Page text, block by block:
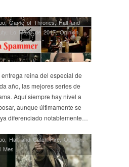
,Game of Thrones,Halt and
Lo Mejor de 2017,Opinión,
,The Handmaid's Tale,The
entrega reina del especial de
año, las mejores series de
Aquí siempre hay nivel a
aunque últimamente se
diferenciado notablemente…
, Halt and Catch Fire, Opinión,
Mes